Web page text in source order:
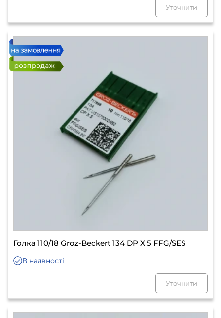
Уточнити
Голка 110/18 Groz-Beckert 134 DP X 5 FFG/SES
В наявності
Уточнити